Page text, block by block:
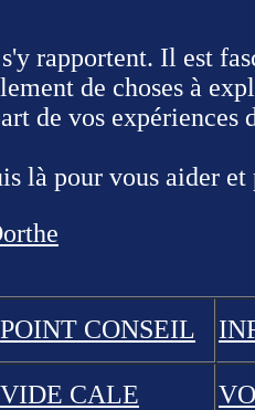
rapportent. Il est
de choses à
de vos expériences
là pour vous aider
POINT CONSEIL
VIDE CALE